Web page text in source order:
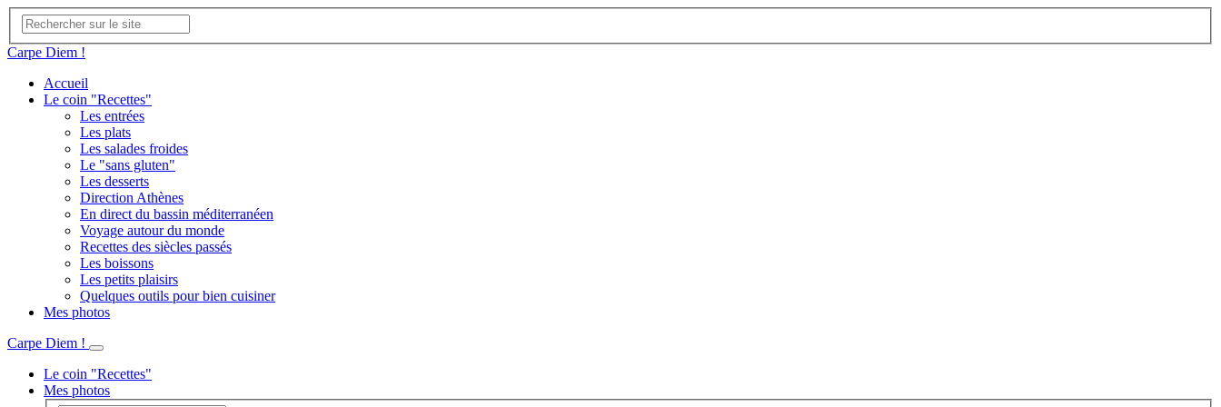
Carpe Diem !
Accueil
Le coin "Recettes"
Les entrées
Les plats
Les salades froides
Le "sans gluten"
Les desserts
Direction Athènes
En direct du bassin méditerranéen
Voyage autour du monde
Recettes des siècles passés
Les boissons
Les petits plaisirs
Quelques outils pour bien cuisiner
Mes photos
Carpe Diem !
Le coin "Recettes"
Mes photos